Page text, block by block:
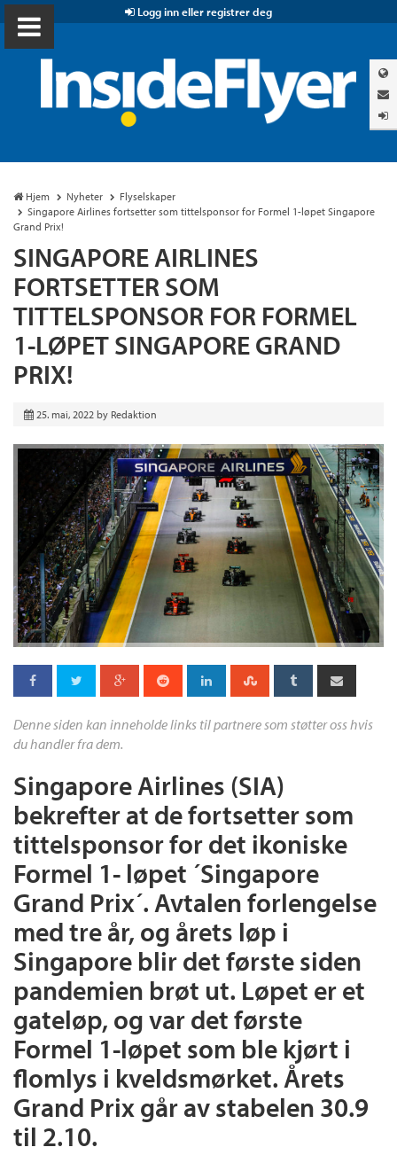
Logg inn eller registrer deg
Hjem Nyheter
Flyselskaper
Singapore Airlines fortsetter som tittelsponsor for Formel 1-løpet Singapore
Grand Prix!
SINGAPORE AIRLINES
FORTSETTER SOM
TITTELSPONSOR FOR FORMEL
1-LØPET SINGAPORE GRAND
PRIX!
25. mai, 2022 by Redaktion
Denne siden kan inneholde links til partnere som støtter oss hvis
du handler fra dem.
Singapore Airlines (SIA)
bekrefter at de fortsetter som
tittelsponsor for det ikoniske
Formel 1- løpet ´Singapore
Grand Prix´. Avtalen forlengelse
med tre år, og årets løp i
Singapore blir det første siden
pandemien brøt ut. Løpet er et
gateløp, og var det første
Formel 1-løpet som ble kjørt i
flomlys i kveldsmørket. Årets
Grand Prix går av stabelen 30.9
til 2.10.